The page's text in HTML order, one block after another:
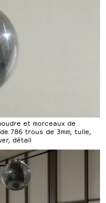
et morceaux de
786 trous de 3mm, tulle,
détail